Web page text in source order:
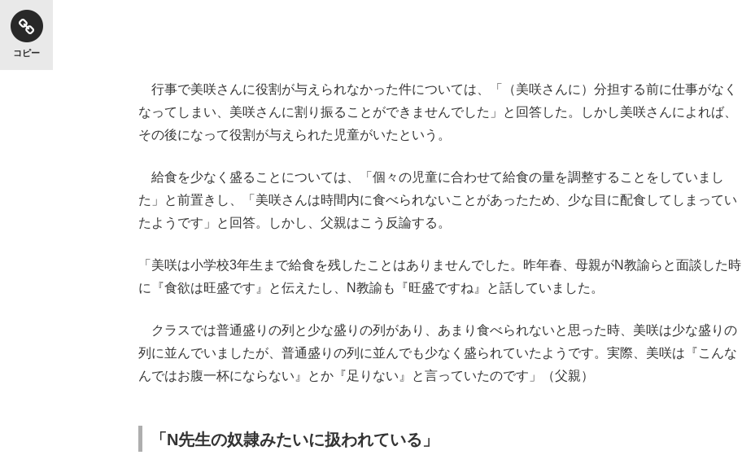
コピー
行事で美咲さんに役割が与えられなかった件については、「（美咲さんに）分担する前に仕事がなく
なってしまい、美咲さんに割り振ることができませんでした」と回答した。しかし美咲さんによれば、
その後になって役割が与えられた児童がいたという。
給食を少なく盛ることについては、「個々の児童に合わせて給食の量を調整することをしていまし
た」と前置きし、「美咲さんは時間内に食べられないことがあったため、少な目に配食してしまってい
たようです」と回答。しかし、父親はこう反論する。
「美咲は小学校3年生まで給食を残したことはありませんでした。昨年春、母親がN教諭らと面談した時
に『食欲は旺盛です』と伝えたし、N教諭も『旺盛ですね』と話していました。
クラスでは普通盛りの列と少な盛りの列があり、あまり食べられないと思った時、美咲は少な盛りの
列に並んでいましたが、普通盛りの列に並んでも少なく盛られていたようです。実際、美咲は『こんな
んではお腹一杯にならない』とか『足りない』と言っていたのです」（父親）
「N先生の奴隷みたいに扱われている」